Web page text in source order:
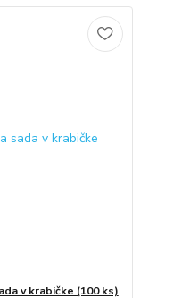
v krabičke (100 ks)